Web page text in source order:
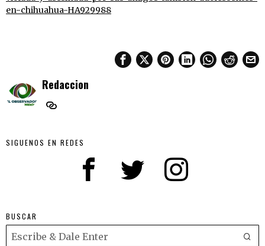
en-chihuahua-HA929988
Redaccion
SIGUENOS EN REDES
BUSCAR